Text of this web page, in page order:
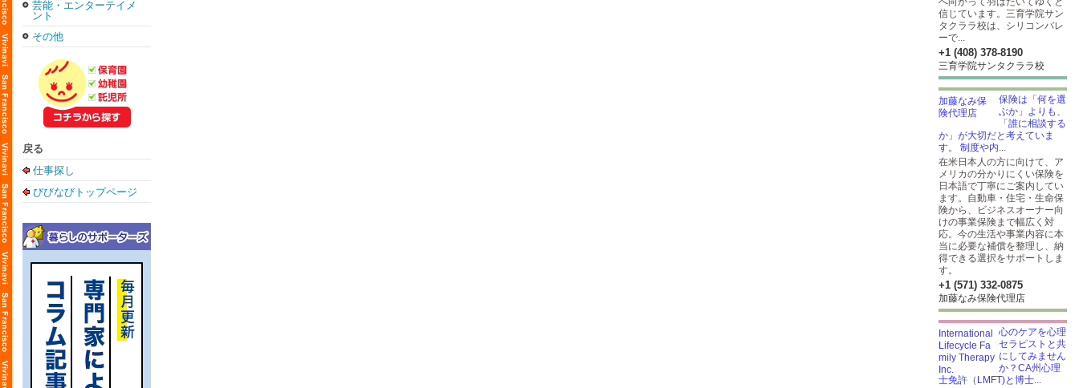
芸能・エンターテイメ
ント
その他
戻る
仕事探し
びびなびトップページ
信じています。三育学院サン
タクララ校は、シリコンバレ
ーで...
+1 (408) 378-8190
三育学院サンタクララ校
保険は「何を選
ぶか」よりも、
「誰に相談する
か」が大切だと考えていま
す。 制度や内...
在米日本人の方に向けて、ア
メリカの分かりにくい保険を
日本語で丁寧にご案内してい
ます。自動車・住宅・生命保
険から、ビジネスオーナー向
けの事業保険まで幅広く対
応。今の生活や事業内容に本
当に必要な補償を整理し、納
得できる選択をサポートしま
す。
+1 (571) 332-0875
加藤なみ保険代理店
心のケアを心理
セラピストと共
にしてみません
か？CA州心理
士免許（LMFT)と博士...